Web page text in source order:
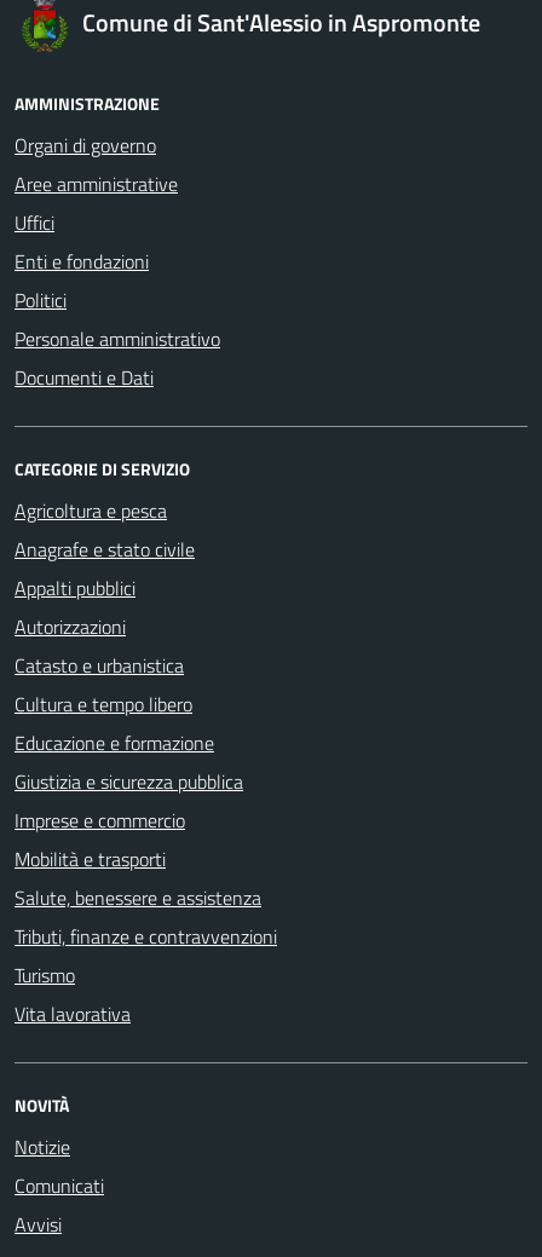
Comune di Sant'Alessio in Aspromonte
AMMINISTRAZIONE
Organi di governo
Aree amministrative
Uffici
Enti e fondazioni
Politici
Personale amministrativo
Documenti e Dati
CATEGORIE DI SERVIZIO
Agricoltura e pesca
Anagrafe e stato civile
Appalti pubblici
Autorizzazioni
Catasto e urbanistica
Cultura e tempo libero
Educazione e formazione
Giustizia e sicurezza pubblica
Imprese e commercio
Mobilità e trasporti
Salute, benessere e assistenza
Tributi, finanze e contravvenzioni
Turismo
Vita lavorativa
NOVITÀ
Notizie
Comunicati
Avvisi